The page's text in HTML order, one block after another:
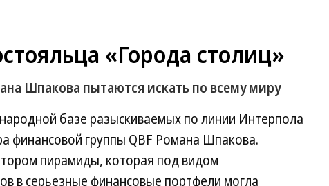
«Города столиц»
Шпакова пытаются искать по всему миру
базе разыскиваемых по линии Интерпола
финансовой группы QBF Романа Шпакова.
пирамиды, которая под видом
в серьезные финансовые портфели могла